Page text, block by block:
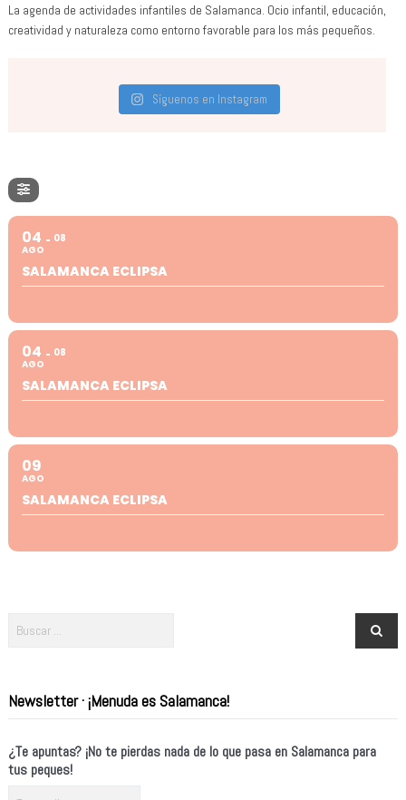
La agenda de actividades infantiles de Salamanca. Ocio infantil, educación,
creatividad y naturaleza como entorno favorable para los más pequeños.
Síguenos en Instagram
04
AGO
08
SALAMANCA ECLIPSA
04
AGO
08
SALAMANCA ECLIPSA
09
AGO
SALAMANCA ECLIPSA
Newsletter · ¡Menuda es Salamanca!
¿Te apuntas? ¡No te pierdas nada de lo que pasa en Salamanca para
tus peques!